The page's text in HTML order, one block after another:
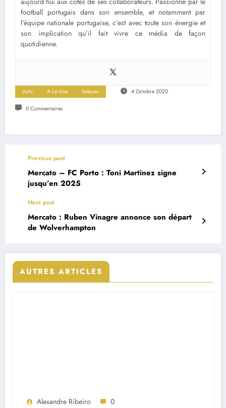
football portugais dans son ensemble, et notamment par
l’équipe nationale portugaise, c’est avec toute son énergie et
son implication qu’il fait vivre ce média de façon
quotidienne.
Actu A La Une Seleçao 4 Octobre 2020
0 Commentaires
Previous post
Mercato – FC Porto : Toni Martinez signe
jusqu’en 2025
Next post
Mercato : Ruben Vinagre annonce son départ
de Wolverhampton
AUTRES ARTICLES
Alexandre Ribeiro 0